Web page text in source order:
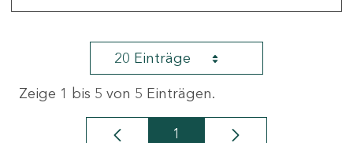
20 Einträge
Zeige 1 bis 5 von 5 Einträgen.
1